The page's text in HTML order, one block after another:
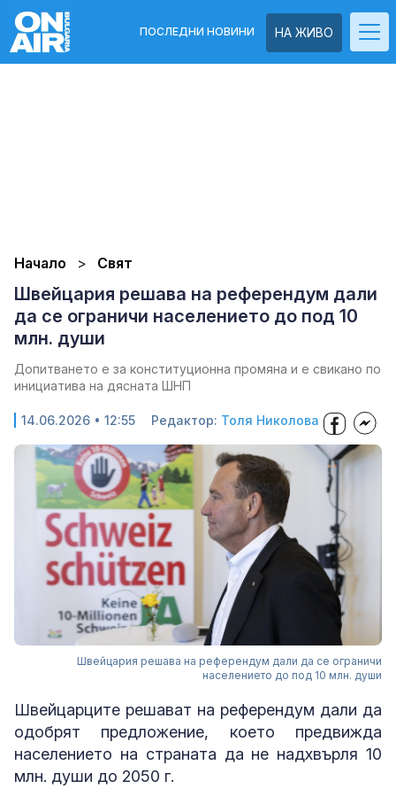
НА ЖИВО
ПОСЛЕДНИ НОВИНИ
Начало Свят
Швейцария решава на референдум дали
да се ограничи населението до под 10
млн. души
Допитването е за конституционна промяна и е свикано по
инициатива на дясната ШНП
14.06.2026 • 12:55 Редактор: Толя Николова
Швейцария решава на референдум дали да се ограничи
населението до под 10 млн. души
Швейцарците решават на референдум дали да
одобрят предложение, което предвижда
населението на страната да не надхвърля 10
млн. души до 2050 г.